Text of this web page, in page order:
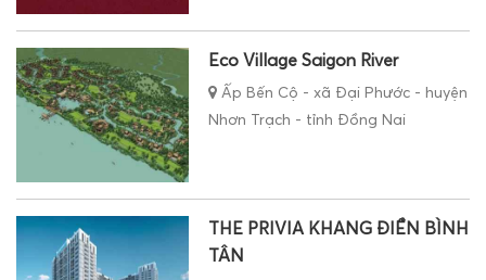
Eco Village Saigon River
Ấp Bến Cộ - xã Đại Phước - huyện
Nhơn Trạch - tỉnh Đồng Nai
THE PRIVIA KHANG ĐIỀN BÌNH
TÂN